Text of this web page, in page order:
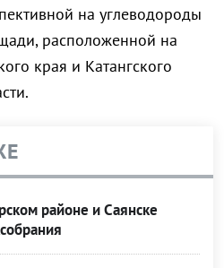
на углеводороды
расположенной на
края и Катангского
районе и Саянске